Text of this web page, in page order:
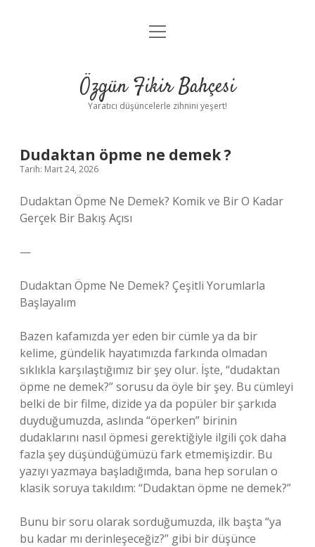
Anasayfa
Yasal Uyarı
menüyü
Özgün Fikir Bahçesi
Yaratıcı düşüncelerle zihnini yeşert!
Dudaktan öpme ne demek ?
Tarih: Mart 24, 2026
Dudaktan Öpme Ne Demek? Komik ve Bir O Kadar
Gerçek Bir Bakış Açısı
—
Dudaktan Öpme Ne Demek? Çeşitli Yorumlarla
Başlayalım
Bazen kafamızda yer eden bir cümle ya da bir
kelime, gündelik hayatımızda farkında olmadan
sıklıkla karşılaştığımız bir şey olur. İşte, “dudaktan
öpme ne demek?” sorusu da öyle bir şey. Bu cümleyi
belki de bir filme, dizide ya da popüler bir şarkıda
duyduğumuzda, aslında “öperken” birinin
dudaklarını nasıl öpmesi gerektiğiyle ilgili çok daha
fazla şey düşündüğümüzü fark etmemişizdir. Bu
yazıyı yazmaya başladığımda, bana hep sorulan o
klasik soruya takıldım: “Dudaktan öpme ne demek?”
Bunu bir soru olarak sorduğumuzda, ilk başta “ya
bu kadar mı derinleşeceğiz?” gibi bir düşünce